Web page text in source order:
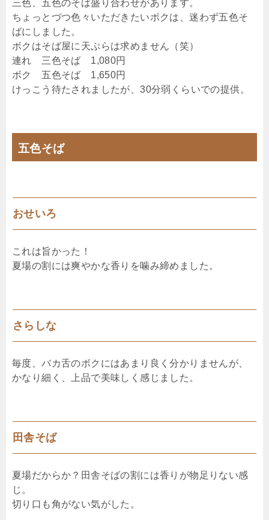
三色、五色のそば盛り合わせがあります。
ちょっとづつ色々いただきたいボクは、迷わず五色そ
ばにしました。
ボクはそば屋に天ぷらは求めません（笑）
連れ 三色そば 1,080円
ボク 五色そば 1,650円
けっこう待たされましたが、30分弱くらいでの提供。
五色そば
おせいろ
これは旨かった！
夏場の割には爽やかな香りを噛み締めました。
さらしな
毎度、バカ舌のボクにはあまり良く分かりませんが、
かなり細く、上品で美味しく感じました。
田舎そば
夏場だからか？田舎そばの割には香りが物足りない感
じ。
切り口も角がない気がした。